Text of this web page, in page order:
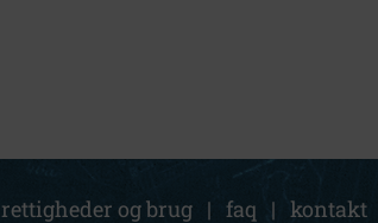
rettigheder og brug | faq | kontakt